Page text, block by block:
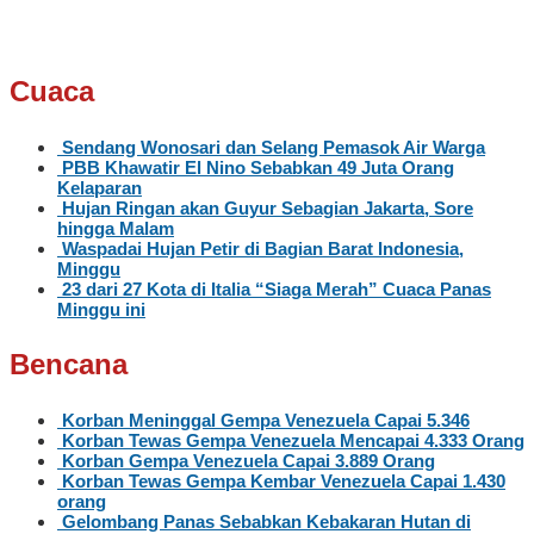
Cuaca
Sendang Wonosari dan Selang Pemasok Air Warga
PBB Khawatir El Nino Sebabkan 49 Juta Orang
Kelaparan
Hujan Ringan akan Guyur Sebagian Jakarta, Sore
hingga Malam
Waspadai Hujan Petir di Bagian Barat Indonesia,
Minggu
23 dari 27 Kota di Italia “Siaga Merah” Cuaca Panas
Minggu ini
Bencana
Korban Meninggal Gempa Venezuela Capai 5.346
Korban Tewas Gempa Venezuela Mencapai 4.333 Orang
Korban Gempa Venezuela Capai 3.889 Orang
Korban Tewas Gempa Kembar Venezuela Capai 1.430
orang
Gelombang Panas Sebabkan Kebakaran Hutan di